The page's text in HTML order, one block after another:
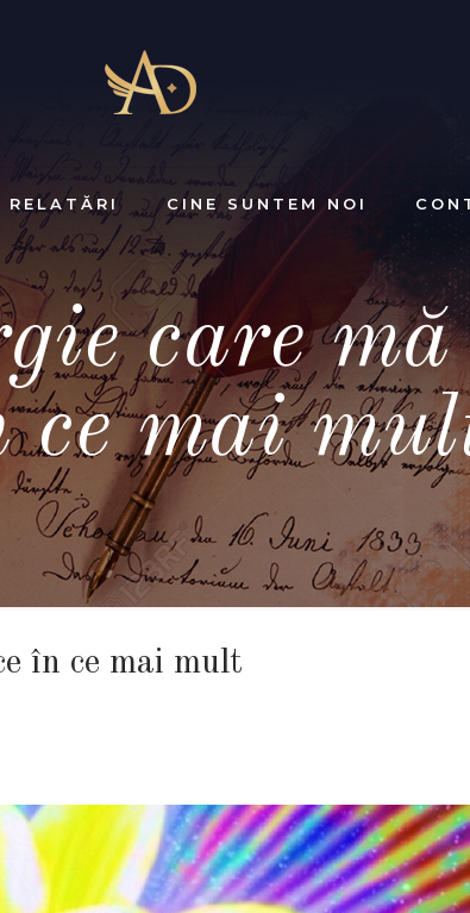
RELATĂRI CINE SUNTEM NOI
care
ce mai
în ce mai mult